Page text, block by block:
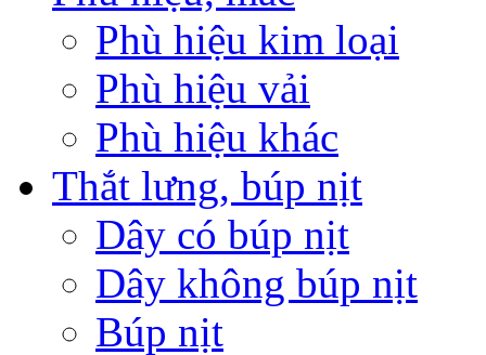
Phù hiệu kim loại
Phù hiệu vải
Phù hiệu khác
Thắt lưng, búp nịt
Dây có búp nịt
Dây không búp nịt
Búp nịt